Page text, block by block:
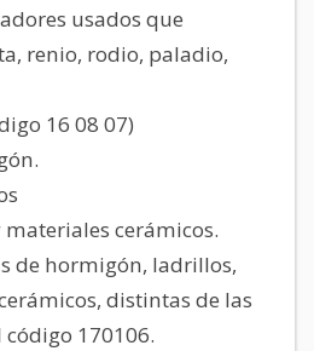
usados que
renio, rodio, paladio,
16 08 07)
materiales cerámicos.
de hormigón, ladrillos,
distintas de las
código 170106.